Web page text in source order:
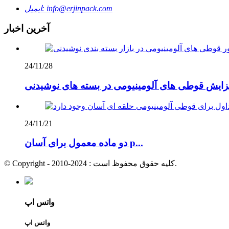
ایمیل: info@erjinpack.com
آخرین اخبار
24/11/28
24/11/21
دو ماده معمول برای آسان p...
© Copyright - 2010-2024 : کلیه حقوق محفوظ است.
واتس اپ
واتس اپ